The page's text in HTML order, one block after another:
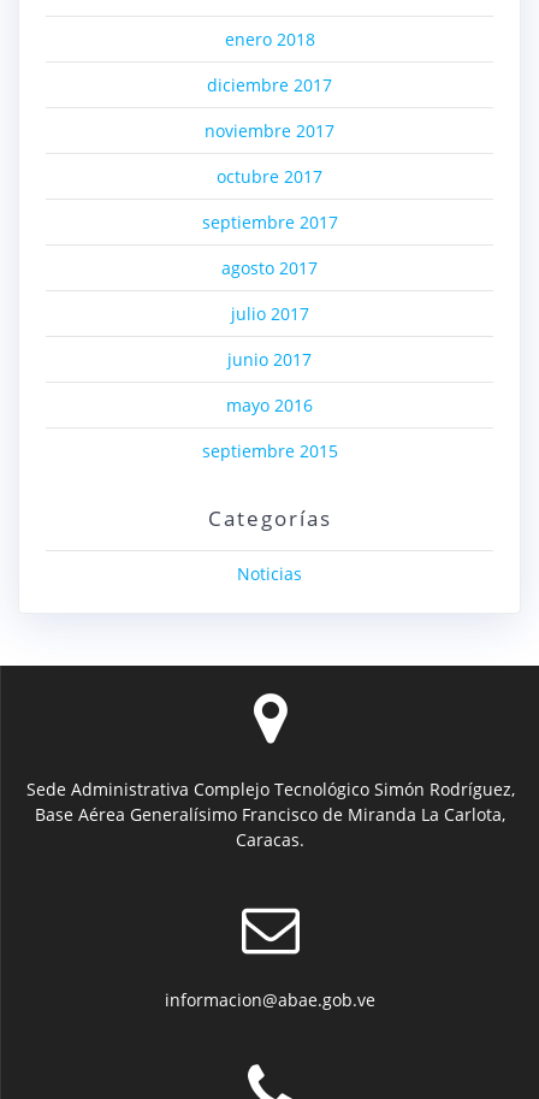
enero 2018
diciembre 2017
noviembre 2017
octubre 2017
septiembre 2017
agosto 2017
julio 2017
junio 2017
mayo 2016
septiembre 2015
Categorías
Noticias
Sede Administrativa Complejo Tecnológico Simón Rodríguez,
Base Aérea Generalísimo Francisco de Miranda La Carlota,
Caracas.
informacion@abae.gob.ve